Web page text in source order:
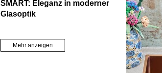
SMART: Eleganz in moderner
Glasoptik
Mehr anzeigen